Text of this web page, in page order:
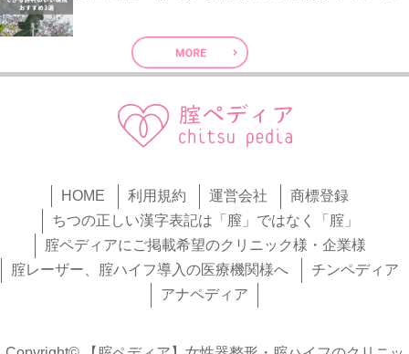
HOME 利用規約 運営会社
商標登録
ちつの正しい漢字表記は「膣」ではなく「腟」
腟ペディアにご掲載希望のクリニック様・企業様
腟レーザー、腟ハイフ導入の医療機関様へ
チンペディア
アナペディア